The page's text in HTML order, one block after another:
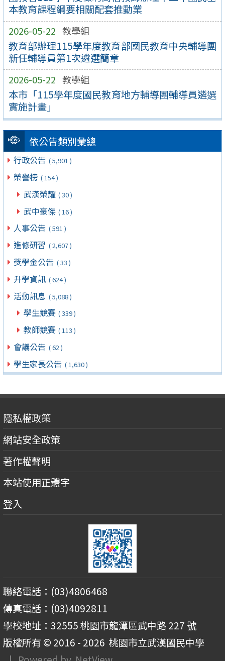
本教育課程綱要相關配套推動業
2026-05-22 教學組
教育部辦理115學年度教育部國民教育中央輔導團
新任輔導員第1次遴選簡章
2026-05-22 教學組
本市「115學年度國民教育地方輔導團輔導員遴選
實施計畫」
依公告類別彙總
行政公告 ( 5,901 )
榮譽榜 ( 154 )
武漢榮耀 ( 30 )
武中豪傑 ( 16 )
人事公告 ( 591 )
進修研習 ( 2,607 )
獎學金公告 ( 33 )
升學資訊 ( 624 )
活動訊息 ( 5,088 )
學生競賽 ( 339 )
教師競賽 ( 113 )
會議公告 ( 62 )
學生家長公告 ( 1,630 )
隱私權政策
網站安全政策
著作權聲明
本站使用正體字
登入
聯絡電話：(03)4806468
傳真電話：(03)4092811
學校地址：32555 桃園市龍潭區武中路 227 號
版權所有 © 2016 - 2026 桃園市立武漢國民中學